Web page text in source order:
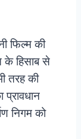
फिल्म की
के हिसाब से
तरह की
निगम को